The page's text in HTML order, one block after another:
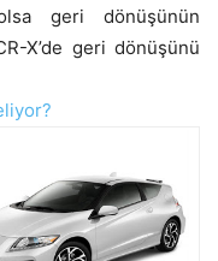
geri dönüşünün
X’de geri dönüşünü